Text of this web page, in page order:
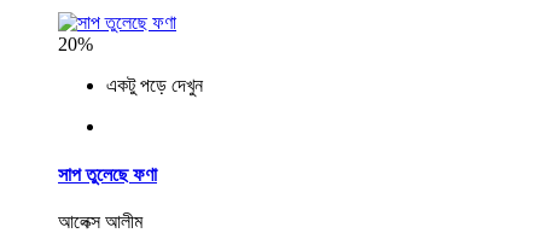
20%
একটু পড়ে দেখুন
সাপ তুলেছে ফণা
আলেক্স আলীম